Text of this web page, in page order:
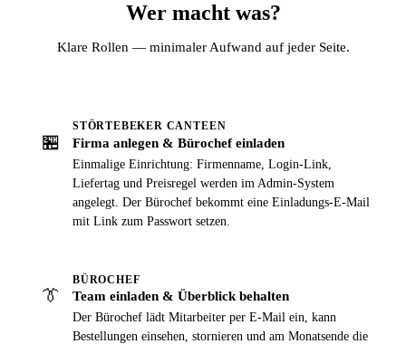
Wer macht was?
Klare Rollen — minimaler Aufwand auf jeder Seite.
🏪
STÖRTEBEKER CANTEEN
Firma anlegen & Bürochef einladen
Einmalige Einrichtung: Firmenname, Login-Link,
Liefertag und Preisregel werden im Admin-System
angelegt. Der Bürochef bekommt eine Einladungs-E-Mail
mit Link zum Passwort setzen.
👔
BÜROCHEF
Team einladen & Überblick behalten
Der Bürochef lädt Mitarbeiter per E-Mail ein, kann
Bestellungen einsehen, stornieren und am Monatsende die